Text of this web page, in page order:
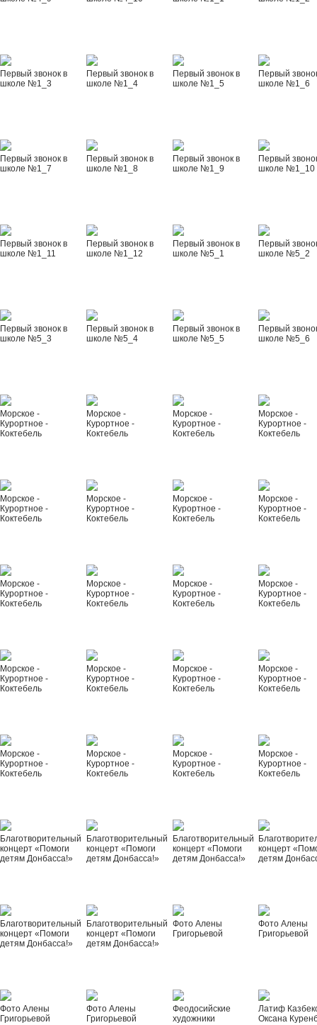
Первый звонок в
школе №1_3
Первый звонок в
школе №1_4
Первый звонок в
школе №1_5
Первый
школе №1_6
Первый звонок в
школе №1_7
Первый звонок в
школе №1_8
Первый звонок в
школе №1_9
Первый
школе №1_10
Первый звонок в
школе №1_11
Первый звонок в
школе №1_12
Первый звонок в
школе №5_1
Первый
школе №5_2
Первый звонок в
школе №5_3
Первый звонок в
школе №5_4
Первый звонок в
школе №5_5
Первый
школе №5_6
Морское -
Курортное -
Коктебель
Морское -
Курортное -
Коктебель
Морское -
Курортное -
Коктебель
Морское -
Курортное -
Коктебель
Морское -
Курортное -
Коктебель
Морское -
Курортное -
Коктебель
Морское -
Курортное -
Коктебель
Морское -
Курортное -
Коктебель
Морское -
Курортное -
Коктебель
Морское -
Курортное -
Коктебель
Морское -
Курортное -
Коктебель
Морское -
Курортное -
Коктебель
Морское -
Курортное -
Коктебель
Морское -
Курортное -
Коктебель
Морское -
Курортное -
Коктебель
Морское -
Курортное -
Коктебель
Морское -
Курортное -
Коктебель
Морское -
Курортное -
Коктебель
Морское -
Курортное -
Коктебель
Морское -
Курортное -
Коктебель
Благотворительный
концерт «Помоги
детям Донбасса!»
Благотворительный
концерт «Помоги
детям Донбасса!»
Благотворительный
концерт «Помоги
детям Донбасса!»
концерт
детям
Благотворительный
концерт «Помоги
детям Донбасса!»
Благотворительный
концерт «Помоги
детям Донбасса!»
Фото Алены
Григорьевой
Фото Алены
Григорьевой
Фото Алены
Григорьевой
Фото Алены
Григорьевой
Феодосийские
художники
Латиф
Оксана